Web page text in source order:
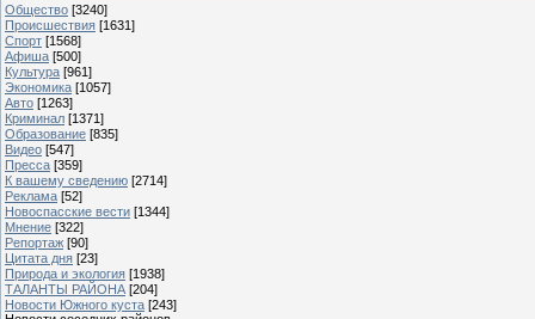
Общество [3240]
Происшествия [1631]
Спорт [1568]
Афиша [500]
Культура [961]
Экономика [1057]
Авто [1263]
Криминал [1371]
Образование [835]
Видео [547]
Пресса [359]
К вашему сведению [2714]
Реклама [52]
Новоспасские вести [1344]
Мнение [322]
Репортаж [90]
Цитата дня [23]
Природа и экология [1938]
ТАЛАНТЫ РАЙОНА [204]
Новости Южного куста [243]